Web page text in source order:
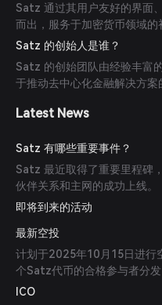
Satz 通过其用户友好的界面
而出，服务于加密货币领域的
Satz 的创始人是谁？
Satz 的创始团队由经验丰富
于推动去中心化金融解决方案
Latest News
Satz 有哪些重要事件？
Satz 最近取得了重要里程碑
伙伴关系和主网的成功上线。
即将到来的活动
最新空投
计划于2025年10月15日进行
个Satz代币的合格参与者分
ICO